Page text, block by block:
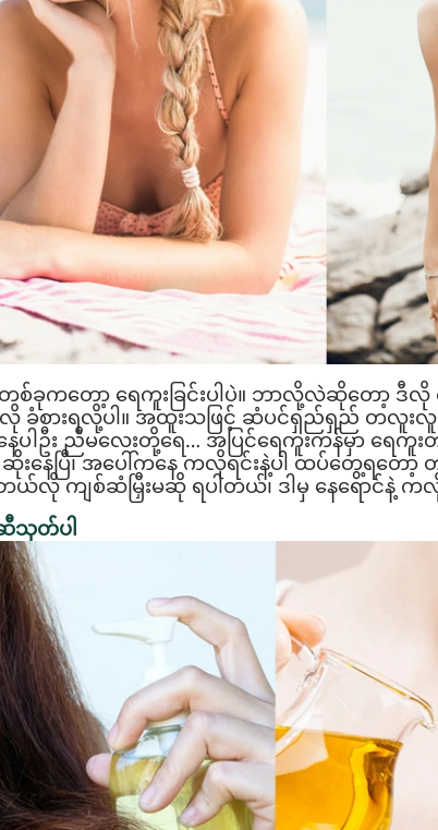
ကတော့ ရေကူးခြင်းပါပဲ။ ဘာလို့လဲဆိုတော့ ဒီလို ကိုယ်
စားရလို့ပါ။ အထူးသဖြင့် ဆံပင်ရှည်ရှည် တလူးလူ
ေပါဦး ညီမလေးတို့ရေ… အပြင်ရေကူးကန်မှာ ရေကူ
နေပြီ၊ အပေါ်ကနေ ကလိုရင်းနဲ့ပါ ထပ်တွေ့ရတော့
ယ်လို ကျစ်ဆံမြှီးမဆို ရပါတယ်၊ ဒါမှ နေရောင်နဲ့ က
ဆီသုတ်ပါ